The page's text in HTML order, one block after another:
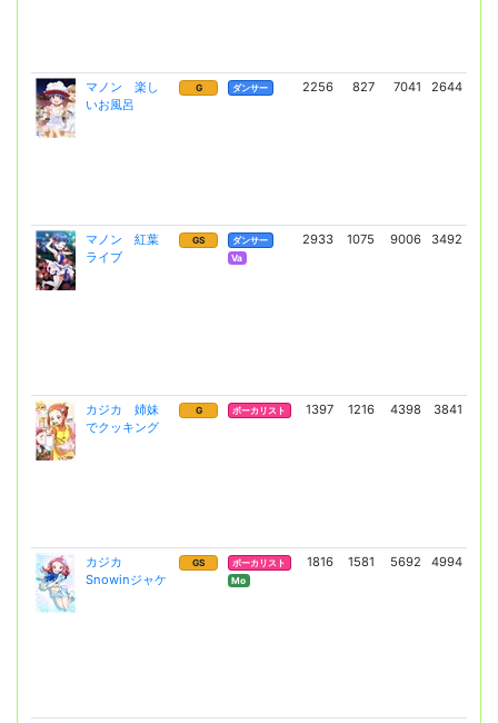
マノン 楽し
いお風呂
G ダンサー 2256 827 7041 2644
マノン 紅葉
ライブ
GS
ダンサー
Va
2933 1075 9006 3492
カジカ 姉妹
でクッキング
G ボーカリスト 1397 1216 4398 3841
カジカ
Snowinジャケ
GS
ボーカリスト
Mo
1816 1581 5692 4994